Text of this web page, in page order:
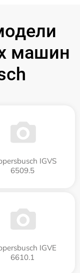
машин
IGVS
6509.5
IGVE
6610.1